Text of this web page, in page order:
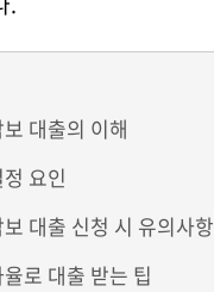
대출의 이해
요인
대출 신청 시 유의사항
로 대출 받는 팁